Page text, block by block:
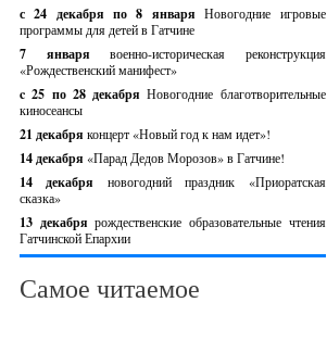
с 24 декабря по 8 январяНовогодние игровые
программы для детей в Гатчине
7 январявоенно-историческая реконструкция
«Рождественский манифест»
c 25 по 28 декабряНовогодние благотворительные
киносеансы
21 декабря концерт «Новый год к нам идет»!
14 декабря «Парад Дедов Морозов» в Гатчине!
14 декабря новогодний праздник «Приоратская
сказка»
13 декабрярождественские образовательные чтения
Гатчинской Епархии
Самое читаемое